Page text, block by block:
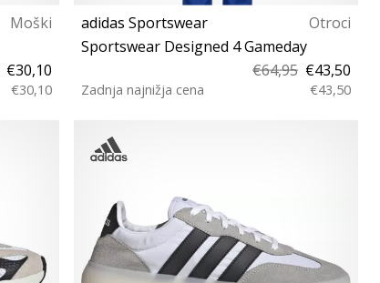
Moški
€30,10
€30,10
adidas Sportswear
Otroci
Sportswear Designed 4 Gameday
€64,95 €43,50
Zadnja najnižja cena €43,50
XS (123-128 cm) S (135-140 cm) M (147-152
cm) L (159-164 cm) XL (165-176 cm)